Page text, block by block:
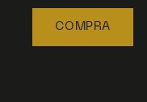
COMPRA